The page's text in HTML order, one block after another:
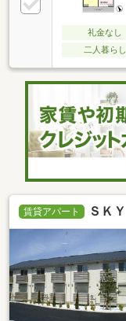
礼金なし
二人暮らし
賃貸アパート ＳＫＹ